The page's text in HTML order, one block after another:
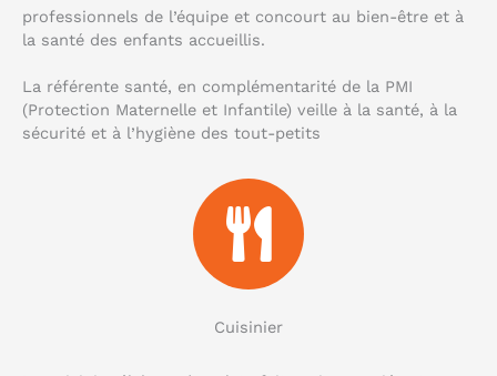
professionnels de l’équipe et concourt au bien-être et à
la santé des enfants accueillis.
La référente santé, en complémentarité de la PMI
(Protection Maternelle et Infantile) veille à la santé, à la
sécurité et à l’hygiène des tout-petits
Cuisinier